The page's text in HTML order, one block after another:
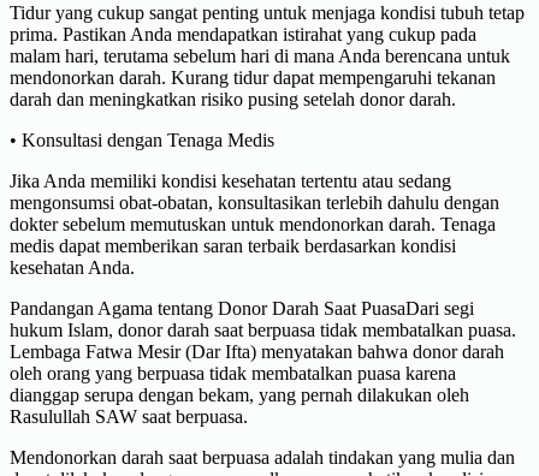
Tidur yang cukup sangat penting untuk menjaga kondisi tubuh tetap
prima. Pastikan Anda mendapatkan istirahat yang cukup pada
malam hari, terutama sebelum hari di mana Anda berencana untuk
mendonorkan darah. Kurang tidur dapat mempengaruhi tekanan
darah dan meningkatkan risiko pusing setelah donor darah.
• Konsultasi dengan Tenaga Medis
Jika Anda memiliki kondisi kesehatan tertentu atau sedang
mengonsumsi obat-obatan, konsultasikan terlebih dahulu dengan
dokter sebelum memutuskan untuk mendonorkan darah. Tenaga
medis dapat memberikan saran terbaik berdasarkan kondisi
kesehatan Anda.
Pandangan Agama tentang Donor Darah Saat PuasaDari segi
hukum Islam, donor darah saat berpuasa tidak membatalkan puasa.
Lembaga Fatwa Mesir (Dar Ifta) menyatakan bahwa donor darah
oleh orang yang berpuasa tidak membatalkan puasa karena
dianggap serupa dengan bekam, yang pernah dilakukan oleh
Rasulullah SAW saat berpuasa.
Mendonorkan darah saat berpuasa adalah tindakan yang mulia dan